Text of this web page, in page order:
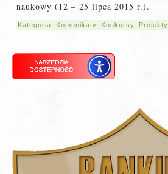
naukowy (12 – 25 lipca 2015 r.).
Kategoria: Komunikaty Konkursy Projekty